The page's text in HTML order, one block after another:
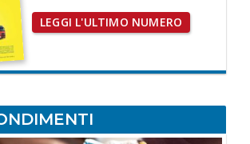
LEGGI L'ULTIMO NUMERO